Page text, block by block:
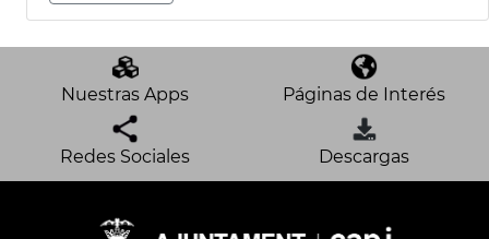
Nuestras Apps Páginas de Interés
Redes Sociales Descargas